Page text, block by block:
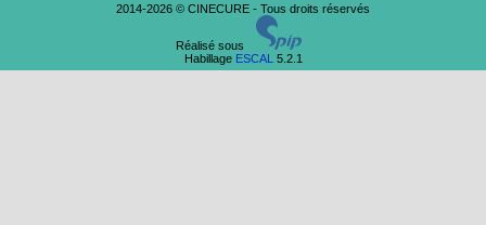
2014-2026 © CINECURE - Tous droits réservés
Réalisé sous
Habillage ESCAL 5.2.1